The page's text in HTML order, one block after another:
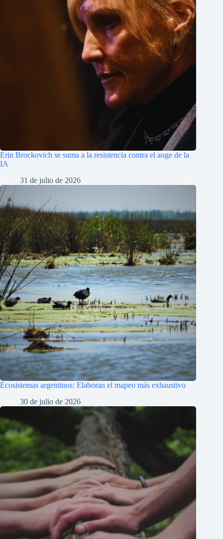
Erin Brockovich se suma a la resistencia contra el auge de la
IA
31 de julio de 2026
Ecosistemas argentinos: Elaboran el mapeo más exhaustivo
30 de julio de 2026